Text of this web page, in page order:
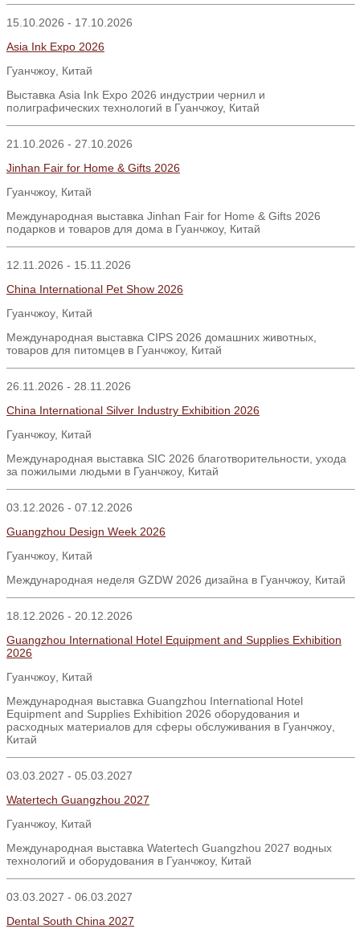
15.10.2026 - 17.10.2026
Asia Ink Expo 2026
Гуанчжоу Китай
Выставка Asia Ink Expo 2026 индустрии чернил и
полиграфических технологий в Гуанчжоу, Китай
21.10.2026 - 27.10.2026
Jinhan Fair for Home & Gifts 2026
Гуанчжоу, Китай
Международная выставка Jinhan Fair for Home & Gifts 2026
подарков и товаров для дома в Гуанчжоу, Китай
12.11.2026 - 15.11.2026
China International Pet Show 2026
Гуанчжоу Китай
Международная выставка CIPS 2026 домашних животных,
товаров для питомцев в Гуанчжоу, Китай
26.11.2026 - 28.11.2026
China International Silver Industry Exhibition 2026
Гуанчжоу, Китай
Международная выставка SIC 2026 благотворительности, ухода
за пожилыми людьми в Гуанчжоу, Китай
03.12.2026 - 07.12.2026
Guangzhou Design Week 2026
Гуанчжоу Китай
Международная неделя GZDW 2026 дизайна в Гуанчжоу, Китай
18.12.2026 - 20.12.2026
Guangzhou International Hotel Equipment and Supplies Exhibition
2026
Гуанчжоу Китай
Международная выставка Guangzhou International Hotel
Equipment and Supplies Exhibition 2026 оборудования и
расходных материалов для сферы обслуживания в Гуанчжоу
Китай
03.03.2027 - 05.03.2027
Watertech Guangzhou 2027
Гуанчжоу, Китай
Международная выставка Watertech Guangzhou 2027 водных
технологий и оборудования в Гуанчжоу, Китай
03.03.2027 - 06.03.2027
Dental South China 2027